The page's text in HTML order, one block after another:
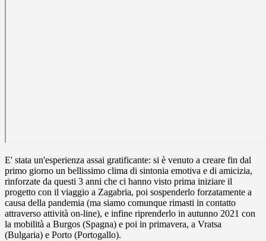
E' stata un'esperienza assai gratificante: si è venuto a creare fin dal
primo giorno un bellissimo clima di sintonia emotiva e di amicizia,
rinforzate da questi 3 anni che ci hanno visto prima iniziare il
progetto con il viaggio a Zagabria, poi sospenderlo forzatamente a
causa della pandemia (ma siamo comunque rimasti in contatto
attraverso attività on-line), e infine riprenderlo in autunno 2021 con
la mobilità a Burgos (Spagna) e poi in primavera, a Vratsa
(Bulgaria) e Porto (Portogallo).